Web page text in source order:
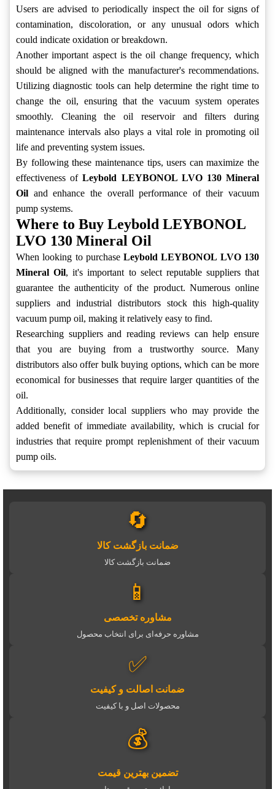
Users are advised to periodically inspect the oil for signs of
contamination, discoloration, or any unusual odors which
could indicate oxidation or breakdown.
Another important aspect is the oil change frequency, which
should be aligned with the manufacturer's recommendations.
Utilizing diagnostic tools can help determine the right time to
change the oil, ensuring that the vacuum system operates
smoothly. Cleaning the oil reservoir and filters during
maintenance intervals also plays a vital role in promoting oil
life and preventing system issues.
By following these maintenance tips, users can maximize the
effectiveness ofLeybold LEYBONOL LVO 130 Mineral
Oil and enhance the overall performance of their vacuum
pump systems.
Where to Buy Leybold LEYBONOL
LVO 130 Mineral Oil
When looking to purchaseLeybold LEYBONOL LVO 130
Mineral Oil, it's important to select reputable suppliers that
guarantee the authenticity of the product. Numerous online
suppliers and industrial distributors stock this high-quality
vacuum pump oil, making it relatively easy to find.
Researching suppliers and reading reviews can help ensure
that you are buying from a trustworthy source. Many
distributors also offer bulk buying options, which can be more
economical for businesses that require larger quantities of the
oil.
Additionally, consider local suppliers who may provide the
added benefit of immediate availability, which is crucial for
industries that require prompt replenishment of their vacuum
pump oils.
🔄
ضمانت بازگشت کالا
ضمانت بازگشت کالا
📱
مشاوره تخصصی
مشاوره حرفه‌ای برای انتخاب محصول
✅
ضمانت اصالت و کیفیت
محصولات اصل و با کیفیت
💰
تضمین بهترین قیمت